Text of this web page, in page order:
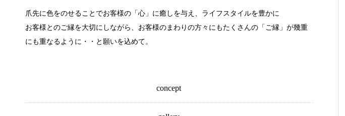
爪先に色をのせることでお客様の「心」に癒しを与え、ライフスタイルを豊かに
お客様とのご縁を大切にしながら、お客様のまわりの方々にもたくさんの「ご縁」が幾重
にも重なるように・・と願いを込めて。
concept